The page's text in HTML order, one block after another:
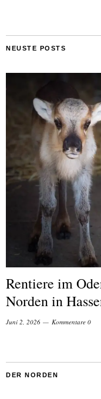
NEUSTE POSTS
Rentiere im
Norden in
Juni 2, 2026 Kommentare 0
DER NORDEN